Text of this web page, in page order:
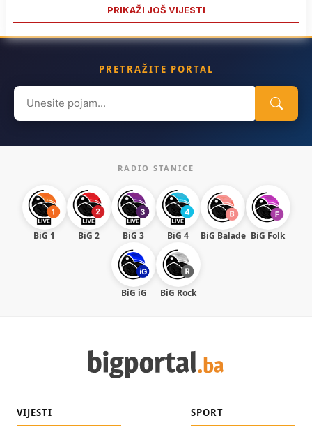
PRIKAŽI JOŠ VIJESTI
PRETRAŽITE PORTAL
Search
for:
RADIO STANICE
BiG 1 BiG 2 BiG 3 BiG 4 BiG Balade BiG Folk
BiG iG BiG Rock
VIJESTI SPORT